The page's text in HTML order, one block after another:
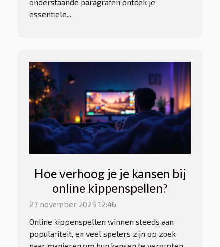
onderstaande paragrafen ontdek je
essentiële...
Hoe verhoog je je kansen bij
online kippenspellen?
27 november 2025 12:46
Online kippenspellen winnen steeds aan
populariteit, en veel spelers zijn op zoek